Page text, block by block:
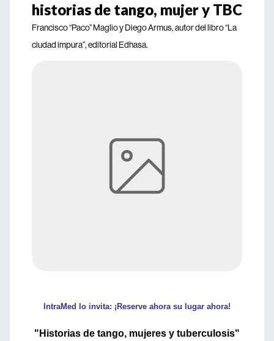
historias de tango, mujer y TBC
Francisco “Paco” Maglio y Diego Armus, autor del libro “La
ciudad impura”, editorial Edhasa.
IntraMed lo invita: ¡Reserve ahora su lugar ahora!
"Historias de tango, mujeres y tuberculosis"